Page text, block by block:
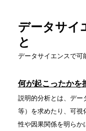
データサイ
と
データサイエンスで可
何が起こったかを
説明的分析とは、デー
等）を求めたり、可視
性や因果関係を明らか